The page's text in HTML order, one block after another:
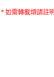
* 如需轉載煩請註